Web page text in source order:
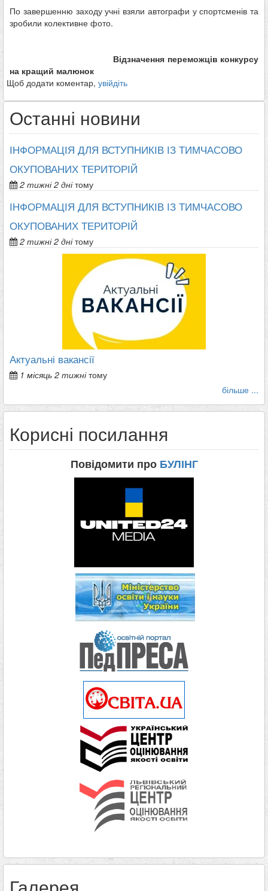
По завершенню заходу учні взяли автографи у спортсменів та
зробили колективне фото.
Відзначення переможців конкурсу
на кращий малюнок
Щоб додати коментар, увійдіть
Останні новини
ІНФОРМАЦІЯ ДЛЯ ВСТУПНИКІВ ІЗ ТИМЧАСОВО
ОКУПОВАНИХ ТЕРИТОРІЙ
2 тижні 2 днітому
ІНФОРМАЦІЯ ДЛЯ ВСТУПНИКІВ ІЗ ТИМЧАСОВО
ОКУПОВАНИХ ТЕРИТОРІЙ
2 тижні 2 днітому
Актуальні вакансії
1 місяць 2 тижнітому
більше ...
Корисні посилання
Повідомити про БУЛІНГ